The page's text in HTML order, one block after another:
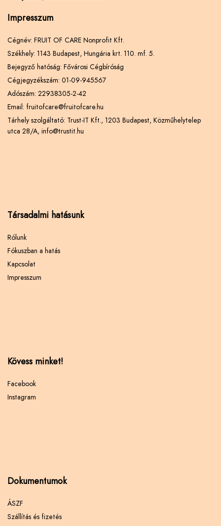
Impresszum
Cégnév: FRUIT OF CARE Nonprofit Kft.
Székhely: 1143 Budapest, Hungária krt. 110. mf. 5.
Bejegyző hatóság: Fővárosi Cégbíróság
Cégjegyzékszám: 01-09-945567
Adószám: 22938305-2-42
Email: fruitofcare@fruitofcare.hu
Tárhely szolgáltató: Trust-IT Kft., 1203 Budapest, Közműhelytelep
utca 28/A, info@trustit.hu
Társadalmi hatásunk
Rólunk
Fókuszban a hatás
Kapcsolat
Impresszum
Kövess minket!
Facebook
Instagram
Dokumentumok
ÁSZF
Szállítás és fizetés